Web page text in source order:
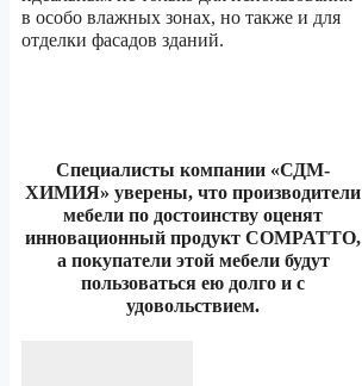
в особо влажных зонах, но также и для
отделки фасадов зданий.
Специалисты компании «СДМ-
ХИМИЯ» уверены, что производители
мебели по достоинству оценят
инновационный продукт COMPATTO,
а покупатели этой мебели будут
пользоваться ею долго и с
удовольствием.